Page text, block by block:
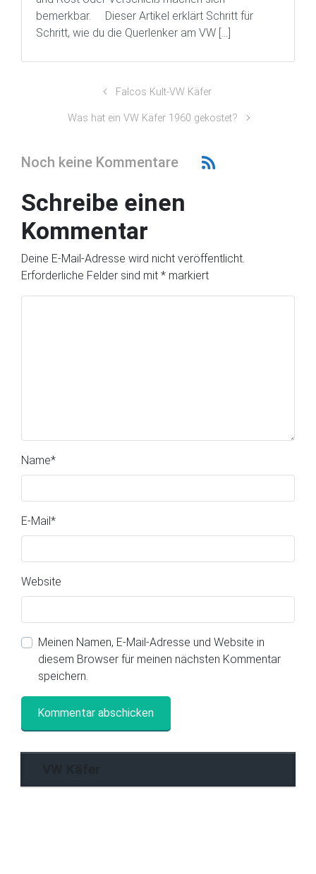
bemerkbar. Dieser Artikel erklärt Schritt für
Schritt, wie du die Querlenker am VW […]
Falcos Kult-VW Käfer
Was hat ein VW Käfer 1960 gekostet?
Noch keine Kommentare
Schreibe einen
Kommentar
Deine E-Mail-Adresse wird nicht veröffentlicht.
Erforderliche Felder sind mit * markiert
Name*
E-Mail*
Website
Meinen Namen, E-Mail-Adresse und Website in
diesem Browser für meinen nächsten Kommentar
speichern.